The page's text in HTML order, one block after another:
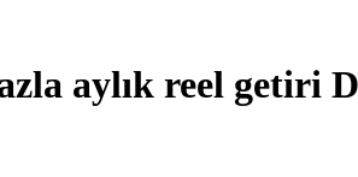
aylık reel getiri